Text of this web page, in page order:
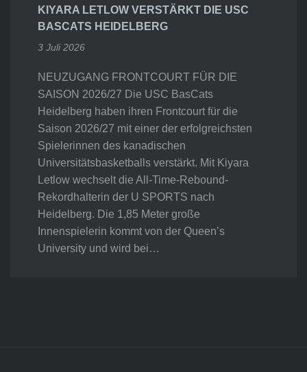
KIYARA LETLOW VERSTÄRKT DIE USC
BASCATS HEIDELBERG
3 Juli 2026
NEUZUGANG FRONTCOURT FÜR DIE
SAISON 2026/27 Die USC BasCats
Heidelberg haben ihren Frontcourt für die
Saison 2026/27 mit einer der erfolgreichsten
Spielerinnen des kanadischen
Universitätsbasketballs verstärkt. Mit Kiyara
Letlow wechselt die All-Time-Rebound-
Rekordhalterin der U SPORTS nach
Heidelberg. Die 1,85 Meter große
Innenspielerin kommt von der Queen’s
University und wird bei…